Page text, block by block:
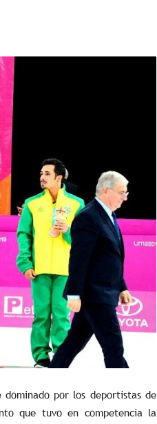
por los deportistas de
que tuvo en competencia la